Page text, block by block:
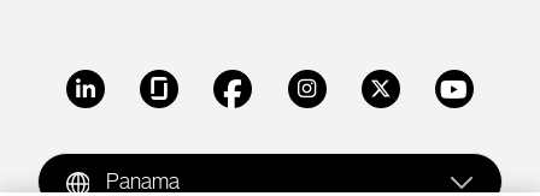
LinkedIn GlassdoorFacebookInstagramX Youtube
Panama